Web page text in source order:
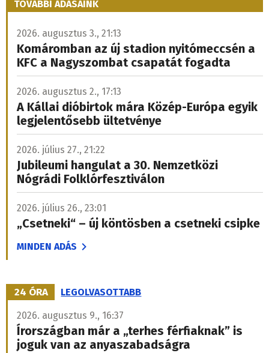
TOVÁBBI ADÁSAINK
2026. augusztus 3., 21:13
Komáromban az új stadion nyitómeccsén a
KFC a Nagyszombat csapatát fogadta
2026. augusztus 2., 17:13
A Kállai dióbirtok mára Közép-Európa egyik
legjelentősebb ültetvénye
2026. július 27., 21:22
Jubileumi hangulat a 30. Nemzetközi
Nógrádi Folklórfesztiválon
2026. július 26., 23:01
„Csetneki“ – új köntösben a csetneki csipke
MINDEN ADÁS
24 ÓRA LEGOLVASOTTABB
2026. augusztus 9., 16:37
Írországban már a „terhes férfiaknak” is
joguk van az anyaszabadságra